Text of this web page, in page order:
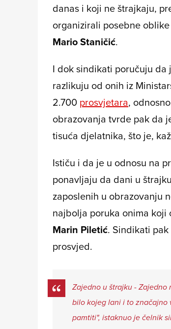
danas i koji ne štrajkaju,
organizirali posebne
Mario Staničić.
I dok sindikati poručuju da
razlikuju od onih iz
2.700 prosvjetara,
obrazovanja tvrde pak da
tisuća djelatnika, što je,
Ističu i da je u odnosu na
ponavljaju da dani u
zaposlenih u obrazovanju
najbolja poruka onima koji
Marin Piletić. Sindikati
prosvjed.
Zajedno u štrajku -
bilo kojeg lani i to značajno
pamtiti", istaknuo je čelnik